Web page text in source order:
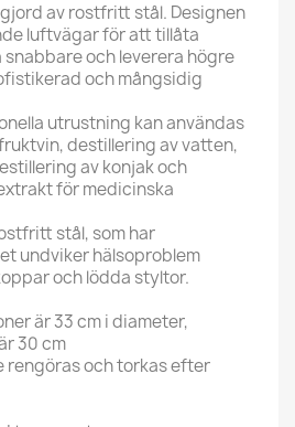
av rostfritt stål. Designen
luftvägar för att tillåta
och leverera högre
och mångsidig
utrustning kan användas
destillering av vatten,
av konjak och
för medicinska
stål, som har
undviker hälsoproblem
och lödda styltor.
är 33 cm i diameter,
30 cm
rengöras och torkas efter